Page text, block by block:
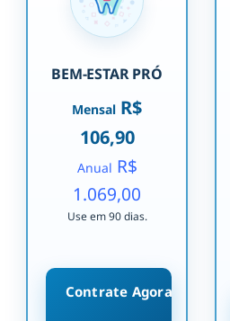
BEM-ESTAR PRÓ
Mensal R$
106,90
Anual R$
1.069,00
Use em 90 dias.
Contrate Agora